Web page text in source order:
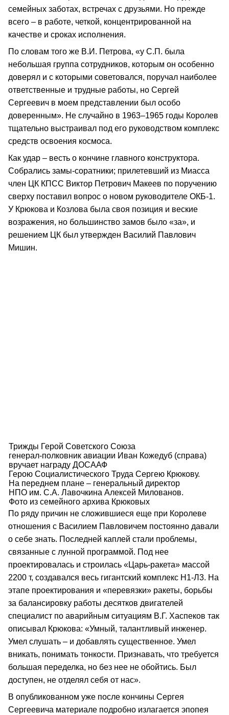
семейных заботах, встречах с друзьями. Но прежде
всего – в работе, четкой, концентрированной на
качестве и сроках исполнения.
По словам того же В.И. Петрова, «у С.П. была
небольшая группа сотрудников, которым он особенно
доверял и с которыми советовался, поручал наиболее
ответственные и трудные работы, но Сергей
Сергеевич в моем представлении был особо
доверенным». Не случайно в 1963–1965 годы Королев
тщательно выстраивал под его руководством комплекс
средств освоения космоса.
Как удар – весть о кончине главного конструктора.
Собрались замы-соратники; прилетевший из Миасса
член ЦК КПСС Виктор Петрович Макеев по поручению
сверху поставил вопрос о новом руководителе ОКБ-1.
У Крюкова и Козлова была своя позиция и веские
возражения, но большинство замов было «за», и
решением ЦК был утвержден Василий Павлович
Мишин.
Трижды Герой Советского Союза
генерал-полковник авиации Иван Кожедуб (справа)
вручает награду ДОСААФ
Герою Социалистического Труда Сергею Крюкову.
На переднем плане – генеральный директор
НПО им. С.А. Лавочкина Алексей Милованов.
Фото из семейного архива Крюковых
По ряду причин не сложившиеся еще при Королеве
отношения с Василием Павловичем постоянно давали
о себе знать. Последней каплей стали проблемы,
связанные с лунной программой. Под нее
проектировалась и строилась «Царь-ракета» массой
2200 т, создавался весь гигантский комплекс Н1-Л3. На
этапе проектирования и «перевязки» ракеты, борьбы
за балансировку работы десятков двигателей
специалист по аварийным ситуациям В.Г. Хаспеков так
описывал Крюкова: «Умный, талантливый инженер.
Умел слушать – и добавлять существенное. Умел
вникать, понимать тонкости. Признавать, что требуется
большая переделка, но без нее не обойтись. Был
доступен, не отделял себя от нас».
В опубликованном уже после кончины Сергея
Сергеевича материале подробно излагается эпопея